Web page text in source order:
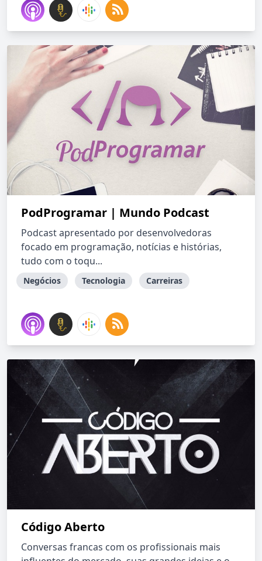
PodProgramar | Mundo Podcast
Podcast apresentado por desenvolvedoras
focado em programação, notícias e histórias,
tudo com o toqu...
Negócios Tecnologia Carreiras
Código Aberto
Conversas francas com os profissionais mais